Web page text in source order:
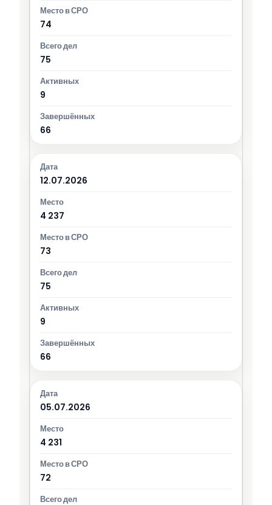
74
75
9
66
12.07.2026
4 237
73
75
9
66
05.07.2026
4 231
72